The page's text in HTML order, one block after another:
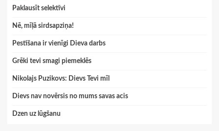
Paklausīt selektīvi
Nē, mīļā sirdsapziņa!
Pestīšana ir vienīgi Dieva darbs
Grēki tevi smagi piemeklēs
Nikolajs Puzikovs: Dievs Tevi mīl
Dievs nav novērsis no mums savas acis
Dzen uz lūgšanu